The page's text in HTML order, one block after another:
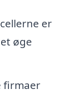
er
øge
firmaer